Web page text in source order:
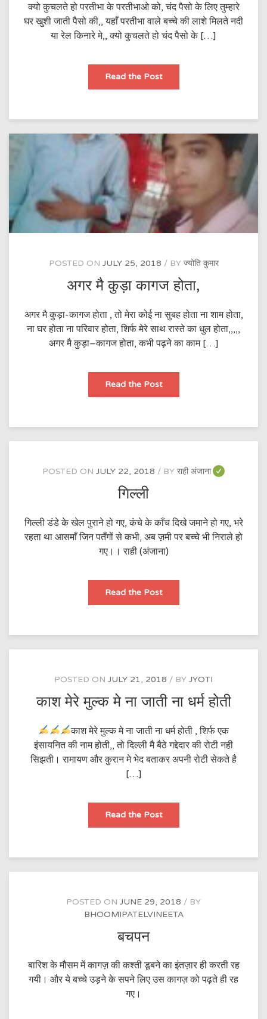
क्यो कुचलते हो परतीभा के परतीभाओ को, चंद पैसो के लिए तुम्हारे
घर खुशी जाती पैसो की,, यहाँ परतीभा वाले बच्चे की लाशे मिलते नदी
या रेल किनारे मे,, क्यो कुचलते हो चंद पैसो के […]
Read the Postक्यो
हो
परतीभाओ
।
POSTED ON JULY 25, 2018 BY ज्योति कुमार
अगर मै कुड़ा कागज होता,
अगर मै कुड़ा-कागज होता , तो मेरा कोई ना सुबह होता ना शाम होता,
ना घर होता ना परिवार होता, शिर्फ मेरे साथ रास्ते का धुल होता,,,,,
अगर मै कुड़ा–कागज होता, कभी पढ़ने का काम […]
Read the Postअगर
कुड़ा
POSTED ONJULY 22, 2018 BYराही अंजाना
गिल्ली
गिल्ली डंडे के खेल पुराने हो गए, कंचे के काँच दिखे जमाने हो गए, भरे
रहता था आसमाँ जिन पतँगों से कभी, अब ज़मी पर बच्चे भी निराले हो
गए।। राही (अंजाना)
Read the Postगिल्ली
POSTED ON JULY 21, 2018 BY JYOTI
काश मेरे मुल्क मे ना जाती ना धर्म होती
काश मेरे मुल्क मे ना जाती ना धर्म होती , शिर्फ एक
इंसायनित की नाम होती,, तो दिल्ली मै बैठे गद्देदार की रोटी नही
सिझती। रामायण और कुरान मे भेद बताकर अपनी रोटी सेकते है
[…]
Read the Postकाश
मुल्क
जाती
धर्म
POSTED ON JUNE 29, 2018
BY
BHOOMIPATELVINEETA
बचपन
बारिश के मौसम में कागज़ की कश्ती डूबने का इंतज़ार ही करती रह
गयी। और ये बच्चे उड़ने के सपने लिए उस कागज़ को पढ़ते ही रह
गए।